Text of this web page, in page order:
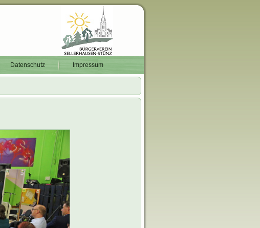
Datenschutz Impressum